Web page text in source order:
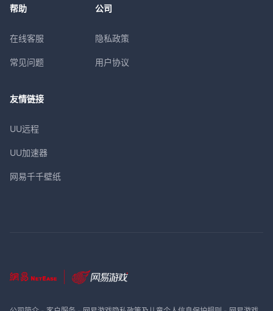
帮助
在线客服
常见问题
公司
隐私政策
用户协议
友情链接
UU远程
UU加速器
网易千千壁纸